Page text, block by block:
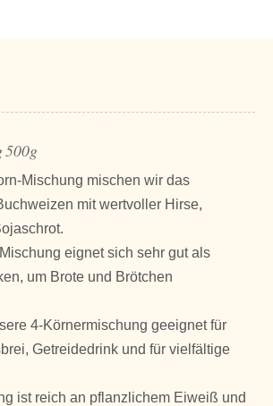
500g
Mischung mischen wir das
mit wertvoller Hirse,
eignet sich sehr gut als
um Brote und Brötchen
4-Körnermischung geeignet für
Getreidedrink und für vielfältige
ist reich an pflanzlichem Eiweiß und